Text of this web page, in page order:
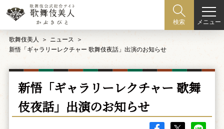
検索 メニュー
歌舞伎美人
ニュース
新悟「ギャラリーレクチャー 歌舞伎夜話」出演のお知らせ
新悟「ギャラリーレクチャー 歌舞
伎夜話」出演のお知らせ